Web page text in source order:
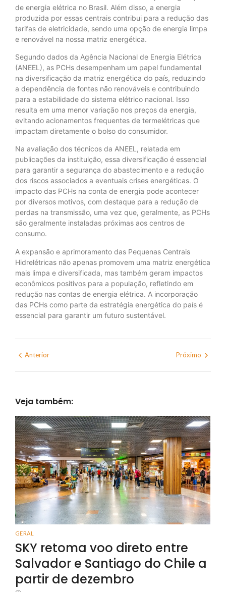
de energia elétrica no Brasil. Além disso, a energia
produzida por essas centrais contribui para a redução das
tarifas de eletricidade, sendo uma opção de energia limpa
e renovável na nossa matriz energética.
Segundo dados da Agência Nacional de Energia Elétrica
(ANEEL), as PCHs desempenham um papel fundamental
na diversificação da matriz energética do país, reduzindo
a dependência de fontes não renováveis e contribuindo
para a estabilidade do sistema elétrico nacional. Isso
resulta em uma menor variação nos preços da energia,
evitando acionamentos frequentes de termelétricas que
impactam diretamente o bolso do consumidor.
Na avaliação dos técnicos da ANEEL, relatada em
publicações da instituição, essa diversificação é essencial
para garantir a segurança do abastecimento e a redução
dos riscos associados a eventuais crises energéticas. O
impacto das PCHs na conta de energia pode acontecer
por diversos motivos, com destaque para a redução de
perdas na transmissão, uma vez que, geralmente, as PCHs
são geralmente instaladas próximas aos centros de
consumo.
A expansão e aprimoramento das Pequenas Centrais
Hidrelétricas não apenas promovem uma matriz energética
mais limpa e diversificada, mas também geram impactos
econômicos positivos para a população, refletindo em
redução nas contas de energia elétrica. A incorporação
das PCHs como parte da estratégia energética do país é
essencial para garantir um futuro sustentável.
Anterior Próximo
Veja também:
GERAL
SKY retoma voo direto entre
Salvador e Santiago do Chile a
partir de dezembro